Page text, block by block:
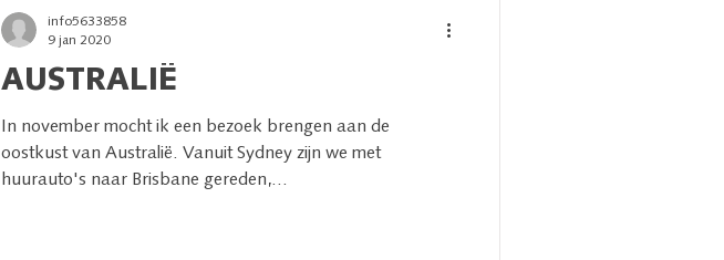
AUSTRALIË
In november mocht ik een bezoek brengen aan de
oostkust van Australië. Vanuit Sydney zijn we met
huurauto's naar Brisbane gereden,...
info5633858
9 jan 2020